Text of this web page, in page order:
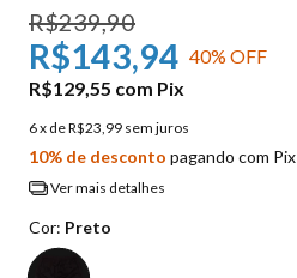
R$239,90
R$143,94 40% OFF
R$129,55 com Pix
6x deR$23,99 sem juros
10% de desconto pagando com Pix
Ver mais detalhes
Cor: Preto